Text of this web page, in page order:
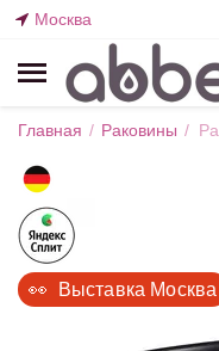
Москва
Главная / Раковины /
👀  Выставка Москва